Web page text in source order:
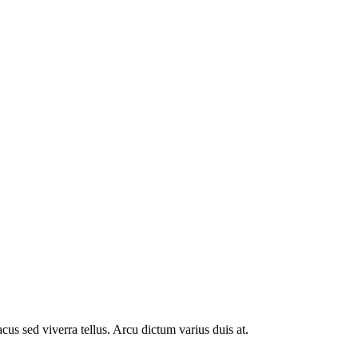
sed viverra tellus. Arcu dictum varius duis at.